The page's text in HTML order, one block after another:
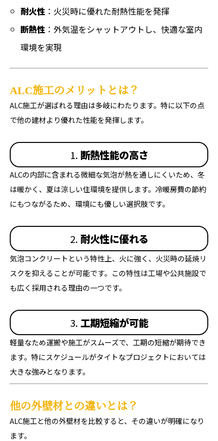
耐火性 ：火災時に優れた耐熱性能を発揮
断熱性 ：外気温をシャットアウトし、快適な室内
環境を実現
ALC施工のメリットとは？
ALC施工が選ばれる理由は多岐にわたります。特に以下の点
で他の建材より優れた性能を発揮します。
1. 断熱性能の高さ
ALCの内部に含まれる微細な気泡が熱を通しにくいため、冬
は暖かく、夏は涼しい住環境を提供します。冷暖房費の節約
にもつながるため、環境にも優しい選択肢です。
2. 耐火性に優れる
気泡コンクリートという特性上、火に強く、火災時の延焼リ
スクを抑えることが可能です。この特性は工場や公共施設で
も広く採用される理由の一つです。
3. 工期短縮が可能
軽量なため運搬や施工がスムーズで、工期の短縮が期待でき
ます。特にスケジュールがタイトなプロジェクトにおいては
大きな強みとなります。
他の外壁材との違いとは？
ALC施工と他の外壁材を比較すると、その違いが明確になり
ます。